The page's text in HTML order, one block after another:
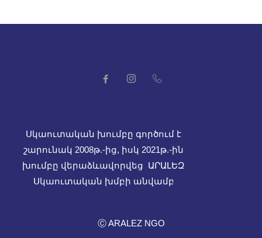
Սկաուտական խումբը գործում է
շարունակ 2008թ.-ից, իսկ 2021թ.-ին
խումբը վերաձևավորվեց ԱՐԱԼԵԶ
Սկաուտական խմբի անվամբ
Ⓒ ARALEZ NGO